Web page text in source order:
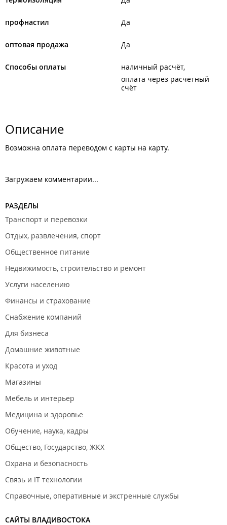
профнастил Да
оптовая продажа Да
Способы оплаты
наличный расчёт
оплата через расчётный
счёт
Описание
Возможна оплата переводом с карты на карту.
Загружаем комментарии...
РАЗДЕЛЫ
Транспорт и перевозки
Отдых, развлечения, спорт
Общественное питание
Недвижимость, строительство и ремонт
Услуги населению
Финансы и страхование
Снабжение компаний
Для бизнеса
Домашние животные
Красота и уход
Магазины
Мебель и интерьер
Медицина и здоровье
Обучение, наука, кадры
Общество, Государство, ЖКХ
Охрана и безопасность
Связь и IT технологии
Справочные, оперативные и экстренные службы
САЙТЫ ВЛАДИВОСТОКА